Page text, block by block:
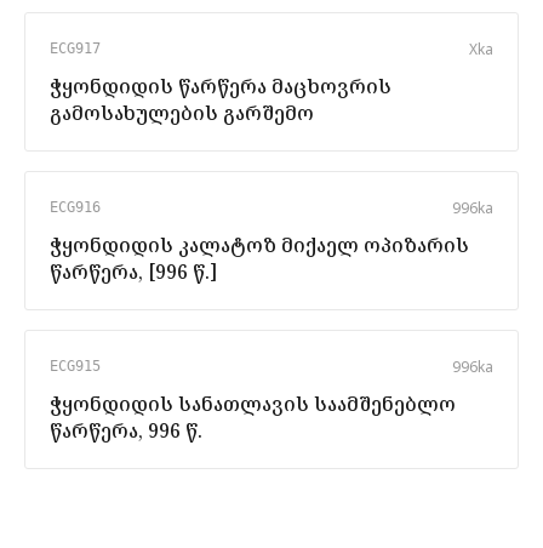
ECG917 Xka
ჭყონდიდის წარწერა მაცხოვრის
გამოსახულების გარშემო
ECG916 996ka
ჭყონდიდის კალატოზ მიქაელ ოპიზარის
წარწერა, [996 წ.]
ECG915 996ka
ჭყონდიდის სანათლავის საამშენებლო
წარწერა, 996 წ.